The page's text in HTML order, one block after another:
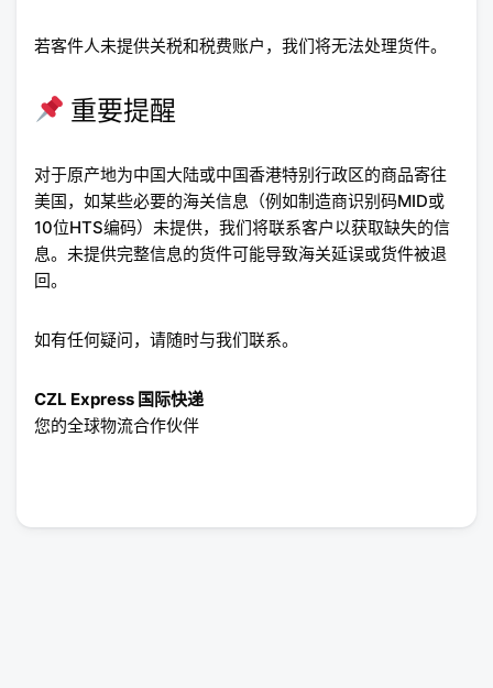
若客件人未提供关税和税费账户，我们将无法处理货件。
重要提醒
对于原产地为中国大陆或中国香港特别行政区的商品寄往
美国，如某些必要的海关信息（例如制造商识别码MID或
10位HTS编码）未提供，我们将联系客户以获取缺失的信
息。未提供完整信息的货件可能导致海关延误或货件被退
回。
如有任何疑问，请随时与我们联系。
CZL Express 国际快递
您的全球物流合作伙伴